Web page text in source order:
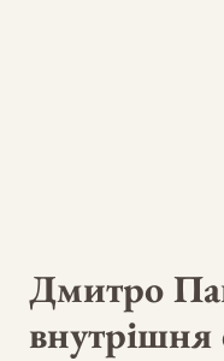
Дмитро
внутрішня